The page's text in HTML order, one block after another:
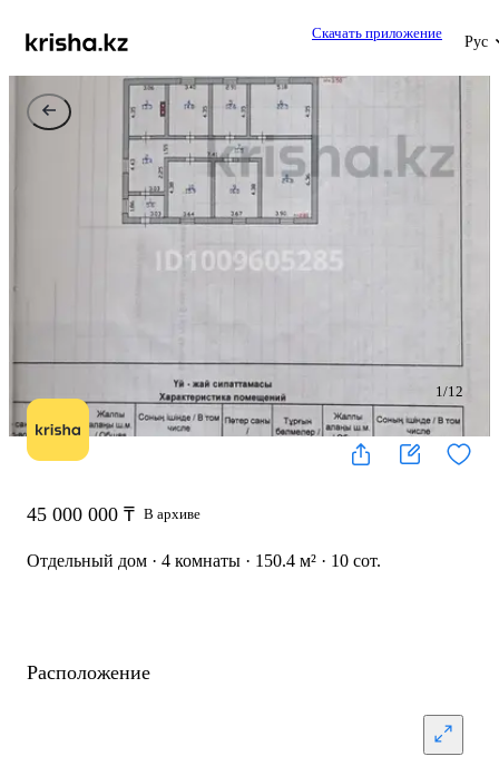
Скачать приложение
Рус
1/12
45 000 000 ₸ В архиве
Отдельный дом · 4 комнаты · 150.4 м² · 10 сот.
Расположение